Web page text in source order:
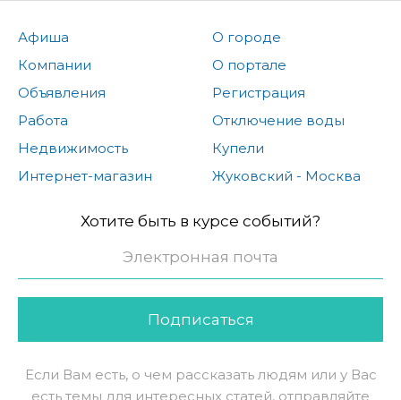
Афиша
Компании
Объявления
Работа
Недвижимость
Интернет-магазин
О городе
О портале
Регистрация
Отключение воды
Купели
Жуковский - Москва
Хотите быть в курсе событий?
Подписаться
Если Вам есть, о чем рассказать людям или у Вас
есть темы для интересных статей, отправляйте